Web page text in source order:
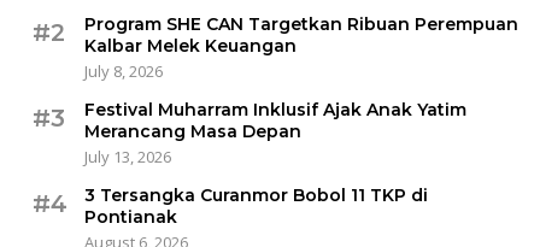
#2
Program SHE CAN Targetkan Ribuan Perempuan
Kalbar Melek Keuangan
July 8, 2026
#3
Festival Muharram Inklusif Ajak Anak Yatim
Merancang Masa Depan
July 13, 2026
#4
3 Tersangka Curanmor Bobol 11 TKP di
Pontianak
August 6, 2026